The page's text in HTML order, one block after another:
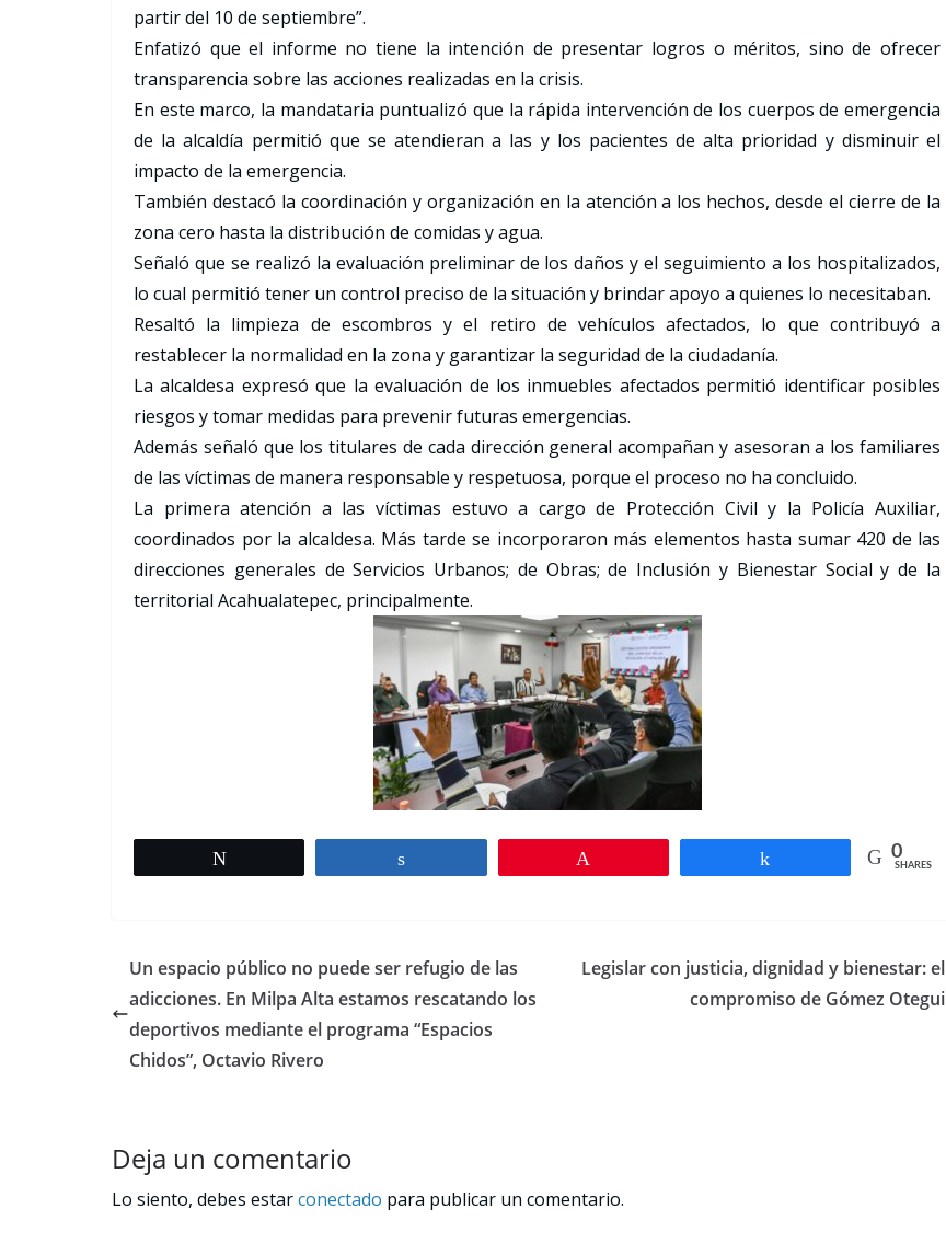
partir del 10 de septiembre”.
Enfatizó que el informe no tiene la intención de presentar logros o méritos, sino de ofrecer
transparencia sobre las acciones realizadas en la crisis.
En este marco, la mandataria puntualizó que la rápida intervención de los cuerpos de emergencia
de la alcaldía permitió que se atendieran a las y los pacientes de alta prioridad y disminuir el
impacto de la emergencia.
También destacó la coordinación y organización en la atención a los hechos, desde el cierre de la
zona cero hasta la distribución de comidas y agua.
Señaló que se realizó la evaluación preliminar de los daños y el seguimiento a los hospitalizados,
lo cual permitió tener un control preciso de la situación y brindar apoyo a quienes lo necesitaban.
Resaltó la limpieza de escombros y el retiro de vehículos afectados, lo que contribuyó a
restablecer la normalidad en la zona y garantizar la seguridad de la ciudadanía.
La alcaldesa expresó que la evaluación de los inmuebles afectados permitió identificar posibles
riesgos y tomar medidas para prevenir futuras emergencias.
Además señaló que los titulares de cada dirección general acompañan y asesoran a los familiares
de las víctimas de manera responsable y respetuosa, porque el proceso no ha concluido.
La primera atención a las víctimas estuvo a cargo de Protección Civil y la Policía Auxiliar,
coordinados por la alcaldesa. Más tarde se incorporaron más elementos hasta sumar 420 de las
direcciones generales de Servicios Urbanos; de Obras; de Inclusión y Bienestar Social y de la
territorial Acahualatepec, principalmente.
0
SHARES
Un espacio público no puede ser refugio de las
adicciones. En Milpa Alta estamos rescatando los
deportivos mediante el programa “Espacios
Chidos”, Octavio Rivero
Legislar con justicia, dignidad y bienestar: el
compromiso de Gómez Otegui
Deja un comentario
Lo siento, debes estarconectado para publicar un comentario.